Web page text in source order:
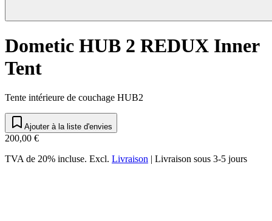
Dometic HUB 2 REDUX Inner
Tent
Tente intérieure de couchage HUB2
Ajouter à la liste d'envies
200,00 €
TVA de 20% incluse. Excl. Livraison | Livraison sous 3-5 jours